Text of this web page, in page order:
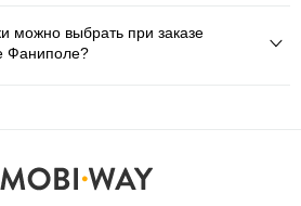
можно выбрать при заказе
Фаниполе?